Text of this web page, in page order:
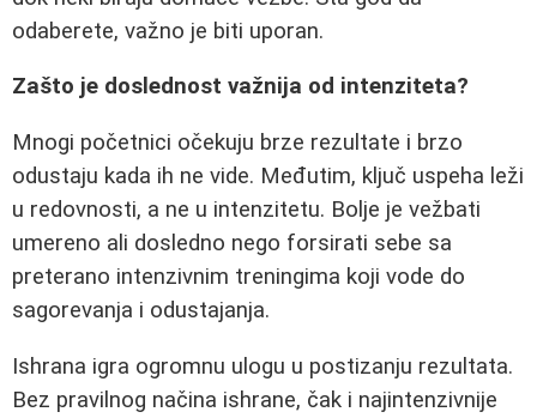
odaberete, važno je biti uporan.
Zašto je doslednost važnija od intenziteta?
Mnogi početnici očekuju brze rezultate i brzo
odustaju kada ih ne vide. Međutim, ključ uspeha leži
u redovnosti, a ne u intenzitetu. Bolje je vežbati
umereno ali dosledno nego forsirati sebe sa
preterano intenzivnim treningima koji vode do
sagorevanja i odustajanja.
Ishrana igra ogromnu ulogu u postizanju rezultata.
Bez pravilnog načina ishrane, čak i najintenzivnije